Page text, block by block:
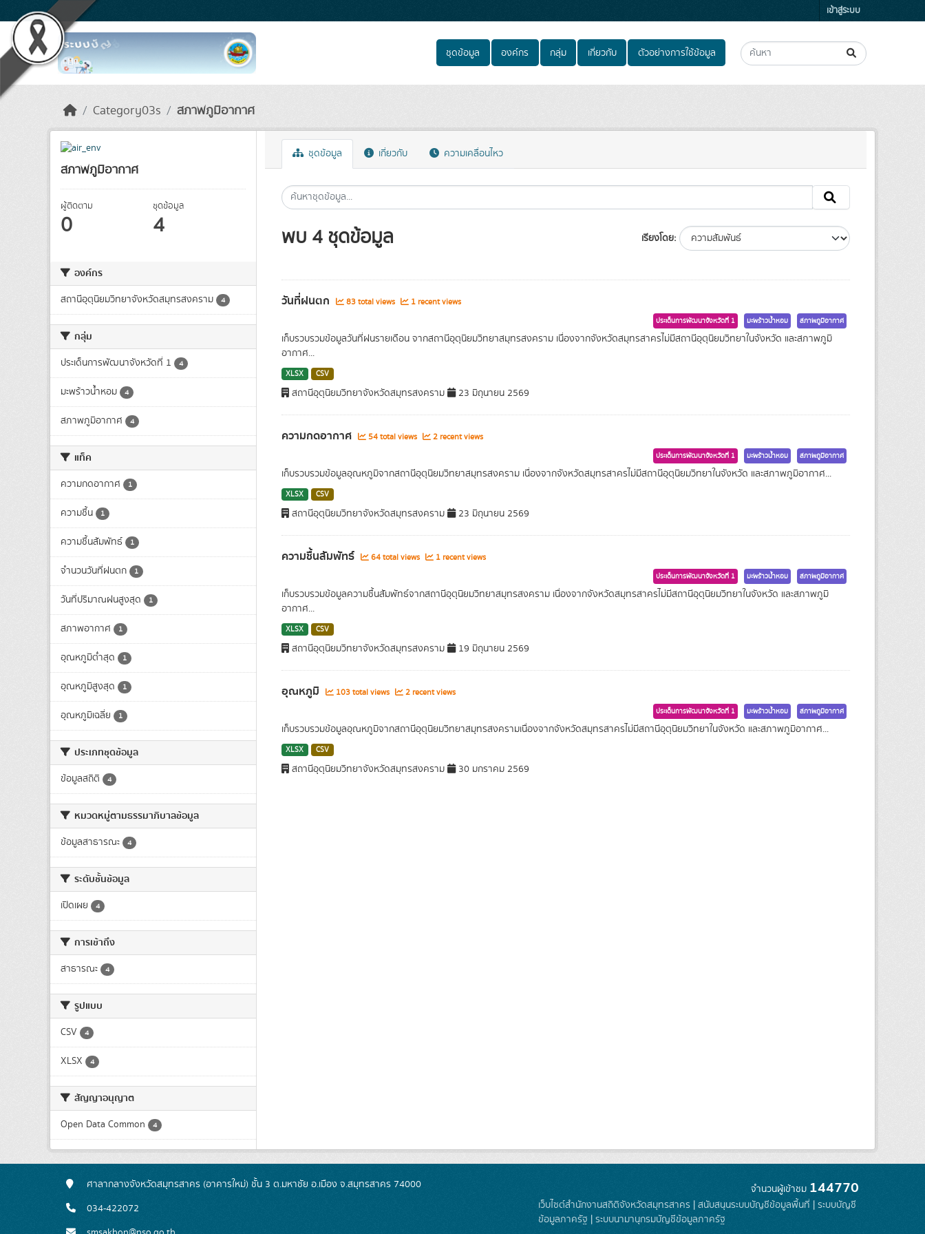
Skip to main content เข้าสู่ระบบ
ชุดข้อมูล องค์กร กลุ่ม เกี่ยวกับ ตัวอย่างการใช้ข้อมูล
Category03s สภาพภูมิอากาศ
สภาพภูมิอากาศ
ผู้ติดตาม
0
ชุดข้อมูล
4
องค์กร
สถานีอุตุนิยมวิทยาจังหวัดสมุทรสงคราม 4
กลุ่ม
ประเด็นการพัฒนาจังหวัดที่ 1 4
มะพร้าวน้ำหอม 4
สภาพภูมิอากาศ 4
แท็ค
ความกดอากาศ 1
ความชื้น 1
ความชื้นสัมพัทธ์ 1
จำนวนวันที่ฝนตก 1
วันที่ปริมาณฝนสูงสุด 1
สภาพอากาศ 1
อุณหภูมิต่ำสุด 1
อุณหภูมิสูงสุด 1
อุณหภูมิเฉลี่ย 1
ประเภทชุดข้อมูล
ข้อมูลสถิติ 4
หมวดหมู่ตามธรรมาภิบาลข้อมูล
ข้อมูลสาธารณะ 4
ระดับชั้นข้อมูล
เปิดเผย 4
การเข้าถึง
สาธารณะ 4
รูปแบบ
CSV 4
XLSX 4
สัญญาอนุญาต
Open Data Common 4
ชุดข้อมูล เกี่ยวกับ ความเคลื่อนไหว
เรียงโดย
พบ 4 ชุดข้อมูล
วันที่ฝนตก 83 total views 1 recent views
ประเด็นการพัฒนาจังหวัดที่ 1 มะพร้าวน้ำหอม สภาพภูมิอากาศ
เก็บรวบรวมข้อมูลวันที่ฝนรายเดือน จากสถานีอุตุนิยมวิทยาสมุทรสงคราม เนื่องจากจังหวัดสมุทรสาครไม่มีสถานีอุตุนิยมวิทยาในจังหวัด และสภาพภูมิ
อากาศ...
XLSX CSV
สถานีอุตุนิยมวิทยาจังหวัดสมุทรสงคราม 23 มิถุนายน 2569
ความกดอากาศ 54 total views 2 recent views
ประเด็นการพัฒนาจังหวัดที่ 1 มะพร้าวน้ำหอม สภาพภูมิอากาศ
เก็บรวบรวมข้อมูลอุณหภูมิจากสถานีอุตุนิยมวิทยาสมุทรสงคราม เนื่องจากจังหวัดสมุทรสาครไม่มีสถานีอุตุนิยมวิทยาในจังหวัด และสภาพภูมิอากาศ...
XLSX CSV
สถานีอุตุนิยมวิทยาจังหวัดสมุทรสงคราม 23 มิถุนายน 2569
ความชื้นสัมพัทธ์ 64 total views 1 recent views
ประเด็นการพัฒนาจังหวัดที่ 1 มะพร้าวน้ำหอม สภาพภูมิอากาศ
เก็บรวบรวมข้อมูลความชื้นสัมพัทธ์จากสถานีอุตุนิยมวิทยาสมุทรสงคราม เนื่องจากจังหวัดสมุทรสาครไม่มีสถานีอุตุนิยมวิทยาในจังหวัด และสภาพภูมิ
อากาศ...
XLSX CSV
สถานีอุตุนิยมวิทยาจังหวัดสมุทรสงคราม 19 มิถุนายน 2569
อุณหภูมิ 103 total views 2 recent views
ประเด็นการพัฒนาจังหวัดที่ 1 มะพร้าวน้ำหอม สภาพภูมิอากาศ
เก็บรวบรวมข้อมูลอุณหภูมิจากสถานีอุตุนิยมวิทยาสมุทรสงครามเนื่องจากจังหวัดสมุทรสาครไม่มีสถานีอุตุนิยมวิทยาในจังหวัด และสภาพภูมิอากาศ...
XLSX CSV
สถานีอุตุนิยมวิทยาจังหวัดสมุทรสงคราม 30 มกราคม 2569
ศาลากลางจังหวัดสมุทรสาคร (อาคารใหม่) ชั้น 3 ต.มหาชัย อ.เมือง จ.สมุทรสาคร 74000
034-422072
จำนวนผู้เข้าชม 144770
เว็บไซต์สำนักงานสถิติจังหวัดสมุทรสาคร | สนับสนุนระบบบัญชีข้อมูลพื้นที่ | ระบบบัญชี
ข้อมูลภาครัฐ | ระบบนามานุกรมบัญชีข้อมูลภาครัฐ